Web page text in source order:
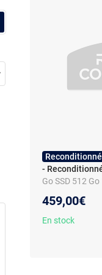
Reconditionné
-
Go SSD 512
459,00€
En stock